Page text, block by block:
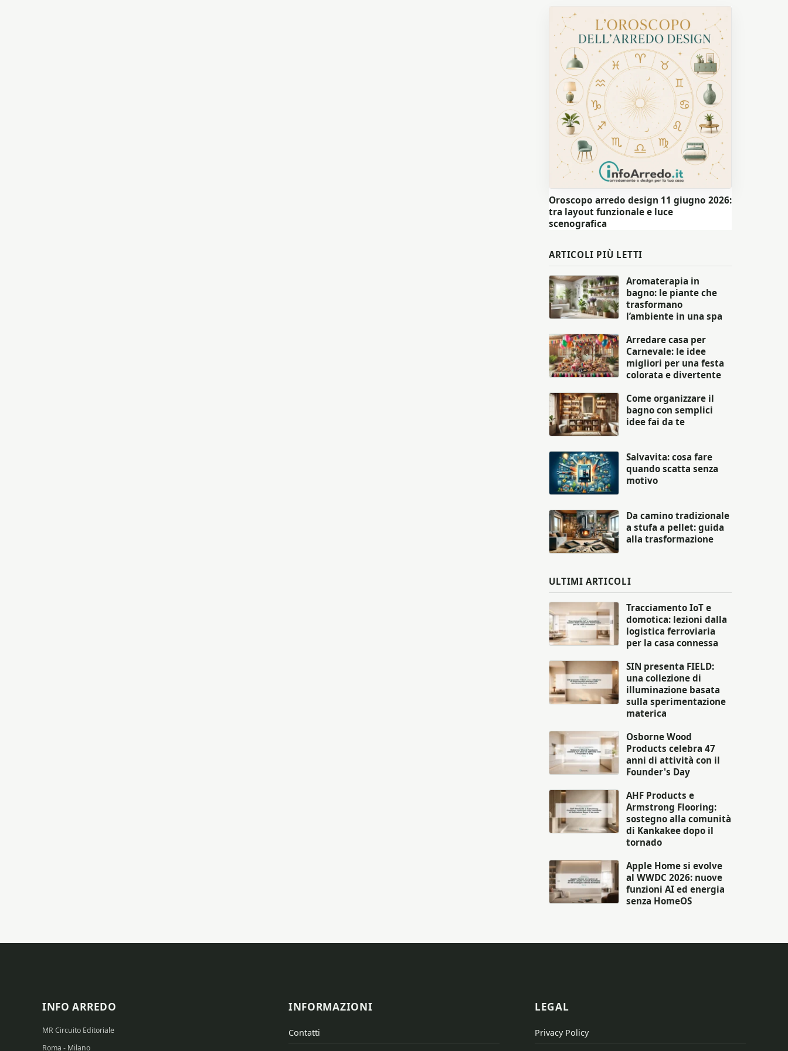
Oroscopo arredo design 11 giugno 2026:
tra layout funzionale e luce
scenografica
ARTICOLI PIÙ LETTI
Aromaterapia in
bagno: le piante che
trasformano
l’ambiente in una spa
Arredare casa per
Carnevale: le idee
migliori per una festa
colorata e divertente
Come organizzare il
bagno con semplici
idee fai da te
Salvavita: cosa fare
quando scatta senza
motivo
Da camino tradizionale
a stufa a pellet: guida
alla trasformazione
ULTIMI ARTICOLI
Tracciamento IoT e
domotica: lezioni dalla
logistica ferroviaria
per la casa connessa
SIN presenta FIELD:
una collezione di
illuminazione basata
sulla sperimentazione
materica
Osborne Wood
Products celebra 47
anni di attività con il
Founder's Day
AHF Products e
Armstrong Flooring:
sostegno alla comunità
di Kankakee dopo il
tornado
Apple Home si evolve
al WWDC 2026: nuove
funzioni AI ed energia
senza HomeOS
INFO ARREDO
MR Circuito Editoriale
Roma - Milano
INFORMAZIONI
Contatti
LEGAL
Privacy Policy